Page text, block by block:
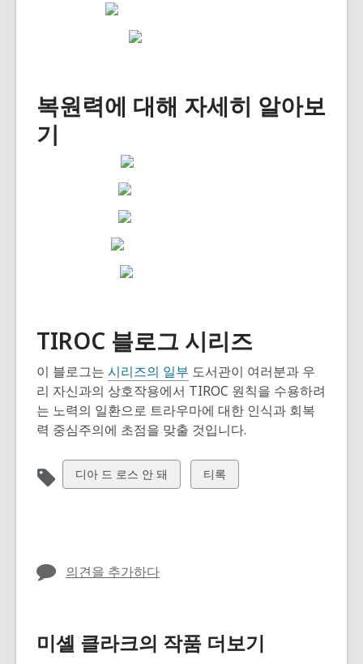
복원력에 대해 자세히 알아보
기
TIROC 블로그 시리즈
이 블로그는 시리즈의 일부 도서관이 여러분과 우
리 자신과의 상호작용에서 TIROC 원칙을 수용하려
는 노력의 일환으로 트라우마에 대한 인식과 회복
력 중심주의에 초점을 맞출 것입니다.
모
든
기
디아 드 로스 안 돼
모
든
티록
의견을 추가하다
미셸 클라크의 작품 더보기